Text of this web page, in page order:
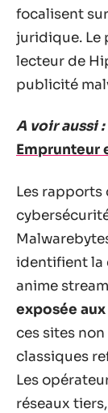
focalisent
juridique. Le
lecteur de
publicité
A voir aussi :
Emprunteur
Les rapports
identifient la
anime
exposée
ces sites
classiques
Les
réseaux